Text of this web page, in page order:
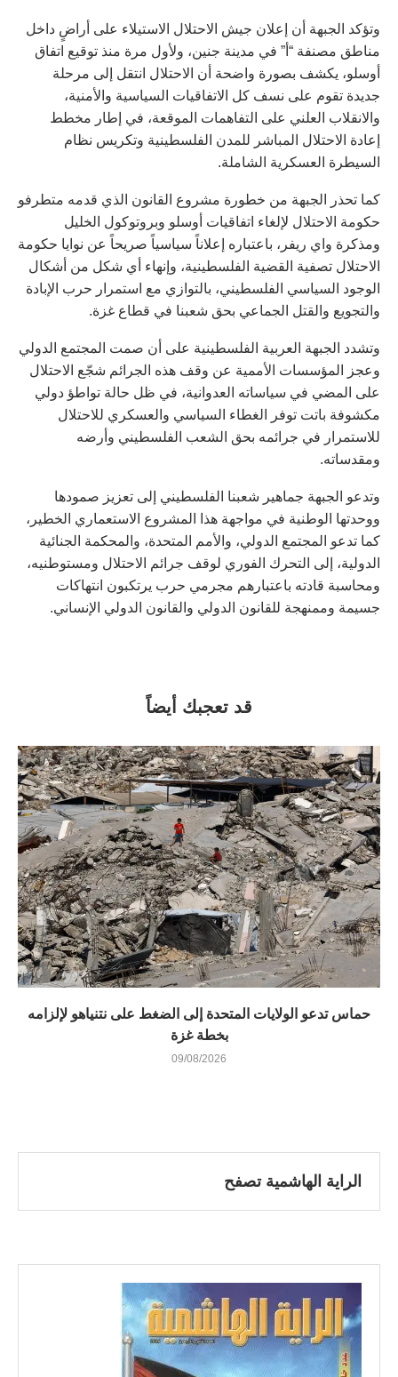
وتؤكد الجبهة أن إعلان جيش الاحتلال الاستيلاء على أراضٍ داخل
مناطق مصنفة “أ” في مدينة جنين، ولأول مرة منذ توقيع اتفاق
أوسلو، يكشف بصورة واضحة أن الاحتلال انتقل إلى مرحلة
جديدة تقوم على نسف كل الاتفاقيات السياسية والأمنية،
والانقلاب العلني على التفاهمات الموقعة، في إطار مخطط
إعادة الاحتلال المباشر للمدن الفلسطينية وتكريس نظام
السيطرة العسكرية الشاملة.
كما تحذر الجبهة من خطورة مشروع القانون الذي قدمه متطرفو
حكومة الاحتلال لإلغاء اتفاقيات أوسلو وبروتوكول الخليل
ومذكرة واي ريفر، باعتباره إعلاناً سياسياً صريحاً عن نوايا حكومة
الاحتلال تصفية القضية الفلسطينية، وإنهاء أي شكل من أشكال
الوجود السياسي الفلسطيني، بالتوازي مع استمرار حرب الإبادة
والتجويع والقتل الجماعي بحق شعبنا في قطاع غزة.
وتشدد الجبهة العربية الفلسطينية على أن صمت المجتمع الدولي
وعجز المؤسسات الأممية عن وقف هذه الجرائم شجّع الاحتلال
على المضي في سياساته العدوانية، في ظل حالة تواطؤ دولي
مكشوفة باتت توفر الغطاء السياسي والعسكري للاحتلال
للاستمرار في جرائمه بحق الشعب الفلسطيني وأرضه
ومقدساته.
وتدعو الجبهة جماهير شعبنا الفلسطيني إلى تعزيز صمودها
ووحدتها الوطنية في مواجهة هذا المشروع الاستعماري الخطير،
كما تدعو المجتمع الدولي، والأمم المتحدة، والمحكمة الجنائية
الدولية، إلى التحرك الفوري لوقف جرائم الاحتلال ومستوطنيه،
ومحاسبة قادته باعتبارهم مجرمي حرب يرتكبون انتهاكات
جسيمة وممنهجة للقانون الدولي والقانون الدولي الإنساني.
قد تعجبك أيضاً
حماس تدعو الولايات المتحدة إلى الضغط على نتنياهو لإلزامه
بخطة غزة
09/08/2026
الراية الهاشمية تصفح